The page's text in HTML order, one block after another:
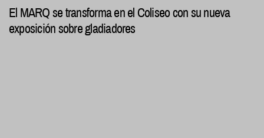
El MARQ se transforma en el Coliseo con su nueva
exposición sobre gladiadores